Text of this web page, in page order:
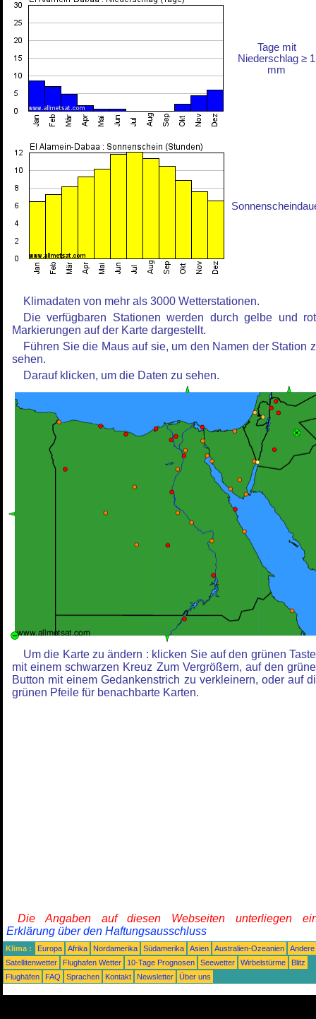
Tage mit
Niederschlag ≥ 1
mm
Klimadaten von mehr als 3000 Wetterstationen.
Die verfügbaren Stationen werden durch gelbe und
Markierungen auf der Karte dargestellt.
Führen Sie die Maus auf sie, um den Namen der Station
sehen.
Darauf klicken, um die Daten zu sehen.
Um die Karte zu ändern : klicken Sie auf den grünen
mit einem schwarzen Kreuz Zum Vergrößern, auf den
Button mit einem Gedankenstrich zu verkleinern, oder auf
grünen Pfeile für benachbarte Karten.
Die Angaben auf diesen Webseiten unterliegen
Erklärung über den Haftungsausschluss
Klima : Europa Afrika Nordamerika Südamerika Asien Australien-Ozeanien
Andere
Satellitenwetter
Flughafen Wetter 10-Tage Prognosen Seewetter Wirbelstürme
Blitz
Flughäfen
FAQ Sprachen Kontakt Newsletter Über uns